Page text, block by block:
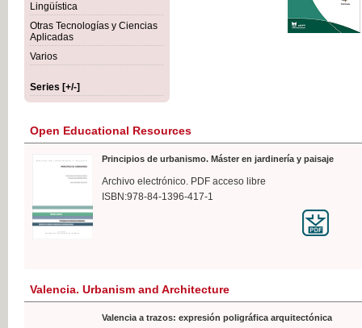
Lingüística
Otras Tecnologías y Ciencias
Aplicadas
Varios
Series [+/-]
Open Educational Resources
Principios de urbanismo. Máster en jardinería y paisaje
Archivo electrónico. PDF acceso libre
ISBN:978-84-1396-417-1
Valencia. Urbanism and Architecture
Valencia a trazos: expresión poligráfica arquitectónica